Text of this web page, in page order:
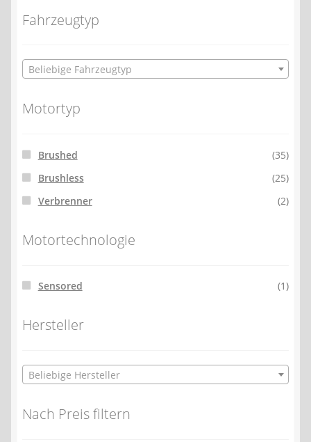
Fahrzeugtyp
Beliebige Fahrzeugtyp
Motortyp
Brushed
(35)
Brushless
(25)
Verbrenner
(2)
Motortechnologie
Sensored (1)
Hersteller
Beliebige Hersteller
Nach Preis filtern